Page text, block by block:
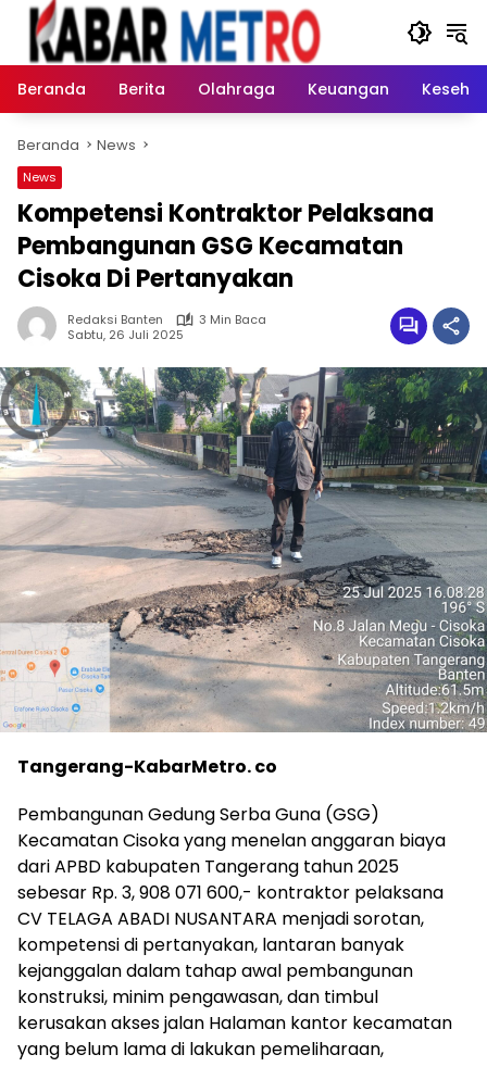
Langsung
konten
Beranda
Berita Olahraga Keuangan
Beranda News
News
Kompetensi Kontraktor Pelaksana
Pembangunan GSG Kecamatan
Cisoka Di Pertanyakan
Redaksi Banten
3 Min Baca
Sabtu, 26 Juli 2025
Tangerang-KabarMetro. co
Pembangunan Gedung Serba Guna (GSG)
Kecamatan Cisoka yang menelan anggaran biaya
dari APBD kabupaten Tangerang tahun 2025
sebesar Rp. 3, 908 071 600,- kontraktor pelaksana
CV TELAGA ABADI NUSANTARA menjadi sorotan,
kompetensi di pertanyakan, lantaran banyak
kejanggalan dalam tahap awal pembangunan
konstruksi, minim pengawasan, dan timbul
kerusakan akses jalan Halaman kantor kecamatan
yang belum lama di lakukan pemeliharaan,